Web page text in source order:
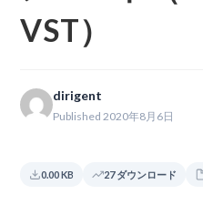
VST）
dirigent
Published 2020年8月6日
0.00 KB 27 ダウンロード